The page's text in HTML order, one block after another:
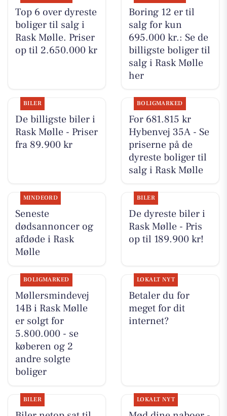
Top 6 over dyreste
boliger til salg i
Rask Mølle. Priser
op til 2.650.000 kr
Boring 12 er til
salg for kun
695.000 kr.: Se de
billigste boliger til
salg i Rask Mølle
her
BILER
De billigste biler i
Rask Mølle - Priser
fra 89.900 kr
BOLIGMARKED
For 681.815 kr
Hybenvej 35A - Se
priserne på de
dyreste boliger til
salg i Rask Mølle
MINDEORD
Seneste
dødsannoncer og
afdøde i Rask
Mølle
BILER
De dyreste biler i
Rask Mølle - Pris
op til 189.900 kr!
BOLIGMARKED
Møllersmindevej
14B i Rask Mølle
er solgt for
5.800.000 - se
køberen og 2
andre solgte
boliger
LOKALT NYT
Betaler du for
meget for dit
internet?
BILER LOKALT NYT